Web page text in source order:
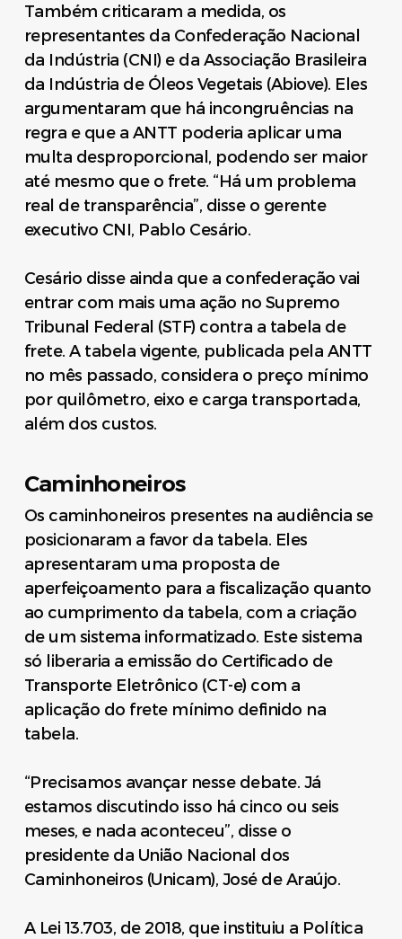
Também criticaram a medida, os
representantes da Confederação Nacional
da Indústria (CNI) e da Associação Brasileira
da Indústria de Óleos Vegetais (Abiove). Eles
argumentaram que há incongruências na
regra e que a ANTT poderia aplicar uma
multa desproporcional, podendo ser maior
até mesmo que o frete. “Há um problema
real de transparência”, disse o gerente
executivo CNI, Pablo Cesário.
Cesário disse ainda que a confederação vai
entrar com mais uma ação no Supremo
Tribunal Federal (STF) contra a tabela de
frete. A tabela vigente, publicada pela ANTT
no mês passado, considera o preço mínimo
por quilômetro, eixo e carga transportada,
além dos custos.
Caminhoneiros
Os caminhoneiros presentes na audiência se
posicionaram a favor da tabela. Eles
apresentaram uma proposta de
aperfeiçoamento para a fiscalização quanto
ao cumprimento da tabela, com a criação
de um sistema informatizado. Este sistema
só liberaria a emissão do Certificado de
Transporte Eletrônico (CT-e) com a
aplicação do frete mínimo definido na
tabela.
“Precisamos avançar nesse debate. Já
estamos discutindo isso há cinco ou seis
meses, e nada aconteceu”, disse o
presidente da União Nacional dos
Caminhoneiros (Unicam), José de Araújo.
A Lei 13.703, de 2018, que instituiu a Política